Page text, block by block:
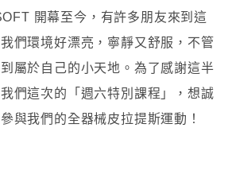
開幕至今，有許多朋友來到這
們環境好漂亮，寧靜又舒服，不管
屬於自己的小天地。為了感謝這半
們這次的「週六特別課程」，想誠
與我們的全器械皮拉提斯運動！